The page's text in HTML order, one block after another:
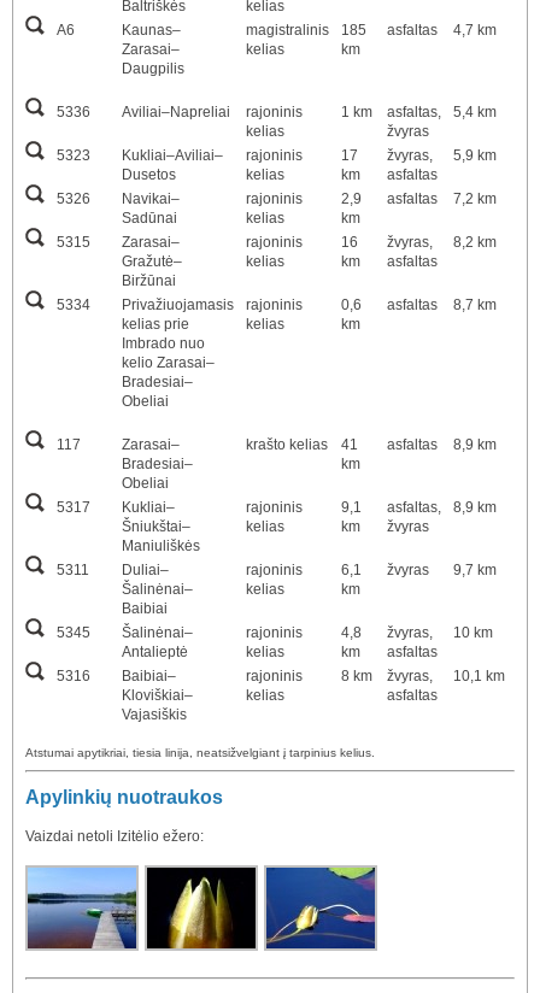
Baltriškės
kelias
A6
Kaunas–
Zarasai–
Daugpilis
magistralinis
kelias
185
km
asfaltas 4,7 km
5336 Aviliai–Napreliai
rajoninis
kelias
1 km
asfaltas,
žvyras
5,4 km
5323
Kukliai–Aviliai–
Dusetos
rajoninis
kelias
17
km
žvyras,
asfaltas
5,9 km
5326
Navikai–
Sadūnai
rajoninis
kelias
2,9
km
asfaltas 7,2 km
5315
Zarasai–
Gražutė–
Biržūnai
rajoninis
kelias
16
km
žvyras,
asfaltas
8,2 km
5334
Privažiuojamasis
kelias prie
Imbrado nuo
kelio Zarasai–
Bradesiai–
Obeliai
rajoninis
kelias
0,6
km
asfaltas 8,7 km
117
Zarasai–
Bradesiai–
Obeliai
krašto kelias
41
km
asfaltas 8,9 km
5317
Kukliai–
Šniukštai–
Maniuliškės
rajoninis
kelias
9,1
km
asfaltas,
žvyras
8,9 km
5311
Duliai–
Šalinėnai–
Baibiai
rajoninis
kelias
6,1
km
žvyras 9,7 km
5345
Šalinėnai–
Antalieptė
rajoninis
kelias
4,8
km
žvyras,
asfaltas
10 km
5316
Baibiai–
Kloviškiai–
Vajasiškis
rajoninis
kelias
8 km
žvyras,
asfaltas
10,1 km
Atstumai apytikriai, tiesia linija, neatsižvelgiant į tarpinius kelius.
Apylinkių nuotraukos
Vaizdai netoli Izitėlio ežero: